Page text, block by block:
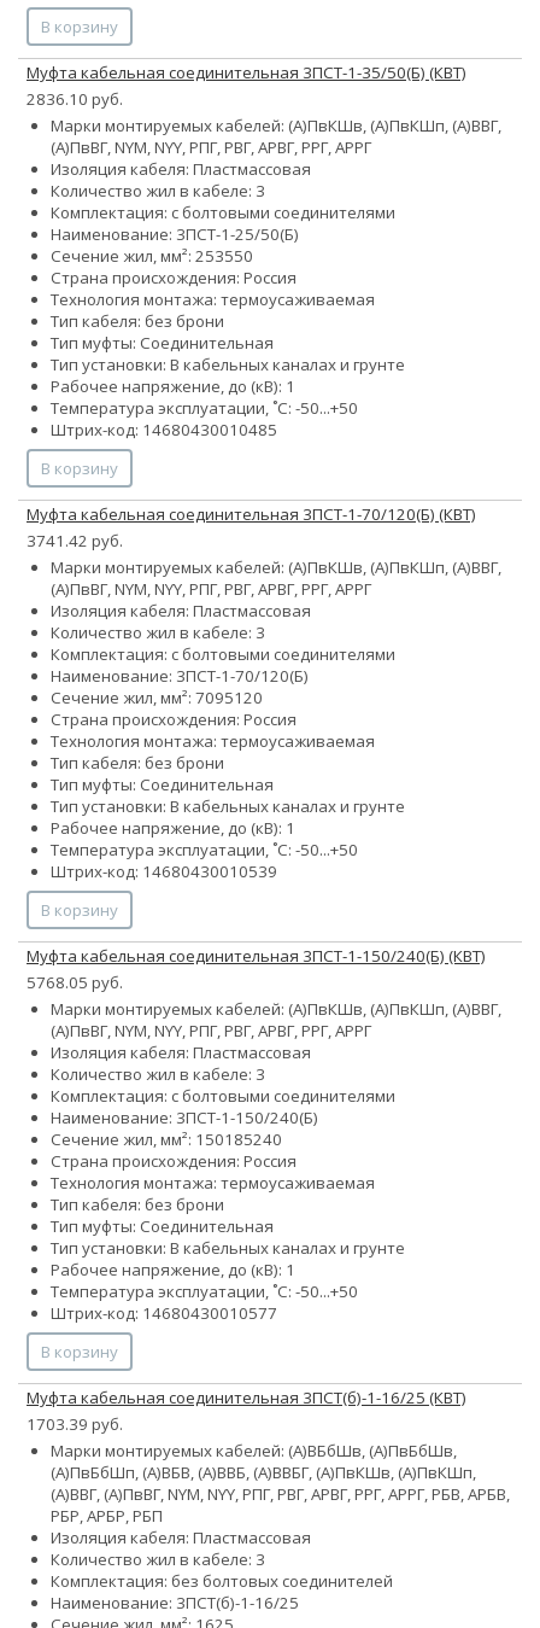
В корзину
Муфта кабельная соединительная 3ПСТ-1-35/50(Б) (КВТ)
2836.10 руб.
Марки монтируемых кабелей: (А)ПвКШв, (А)ПвКШп, (А)ВВГ,
(А)ПвВГ, NYM, NYY, РПГ, РВГ, АРВГ, РРГ, АРРГ
Изоляция кабеля: Пластмассовая
Количество жил в кабеле: 3
Комплектация: с болтовыми соединителями
Наименование: 3ПСТ-1-25/50(Б)
Сечение жил, мм²: 253550
Страна происхождения: Россия
Технология монтажа: термоусаживаемая
Тип кабеля: без брони
Тип муфты: Соединительная
Тип установки: В кабельных каналах и грунте
Рабочее напряжение, до (кВ): 1
Температура эксплуатации, ˚С: -50...+50
Штрих-код: 14680430010485
В корзину
Муфта кабельная соединительная 3ПСТ-1-70/120(Б) (КВТ)
3741.42 руб.
Марки монтируемых кабелей: (А)ПвКШв, (А)ПвКШп, (А)ВВГ,
(А)ПвВГ, NYM, NYY, РПГ, РВГ, АРВГ, РРГ, АРРГ
Изоляция кабеля: Пластмассовая
Количество жил в кабеле: 3
Комплектация: с болтовыми соединителями
Наименование: 3ПСТ-1-70/120(Б)
Сечение жил, мм²: 7095120
Страна происхождения: Россия
Технология монтажа: термоусаживаемая
Тип кабеля: без брони
Тип муфты: Соединительная
Тип установки: В кабельных каналах и грунте
Рабочее напряжение, до (кВ): 1
Температура эксплуатации, ˚С: -50...+50
Штрих-код: 14680430010539
В корзину
Муфта кабельная соединительная 3ПСТ-1-150/240(Б) (КВТ)
5768.05 руб.
Марки монтируемых кабелей: (А)ПвКШв, (А)ПвКШп, (А)ВВГ,
(А)ПвВГ, NYM, NYY, РПГ, РВГ, АРВГ, РРГ, АРРГ
Изоляция кабеля: Пластмассовая
Количество жил в кабеле: 3
Комплектация: с болтовыми соединителями
Наименование: 3ПСТ-1-150/240(Б)
Сечение жил, мм²: 150185240
Страна происхождения: Россия
Технология монтажа: термоусаживаемая
Тип кабеля: без брони
Тип муфты: Соединительная
Тип установки: В кабельных каналах и грунте
Рабочее напряжение, до (кВ): 1
Температура эксплуатации, ˚С: -50...+50
Штрих-код: 14680430010577
В корзину
Муфта кабельная соединительная 3ПСТ(б)-1-16/25 (КВТ)
1703.39 руб.
Марки монтируемых кабелей: (А)ВБбШв, (А)ПвБбШв,
(А)ПвБбШп, (А)ВБВ, (А)ВВБ, (А)ВВБГ, (А)ПвКШв, (А)ПвКШп,
(А)ВВГ, (А)ПвВГ, NYM, NYY, РПГ, РВГ, АРВГ, РРГ, АРРГ, РБВ, АРБВ,
РБР, АРБР, РБП
Изоляция кабеля: Пластмассовая
Количество жил в кабеле: 3
Комплектация: без болтовых соединителей
Наименование: 3ПСТ(б)-1-16/25